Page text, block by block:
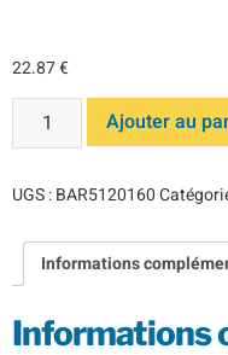
22.87€
Ajouter au
UGS :BAR5120160
Informations
Informations